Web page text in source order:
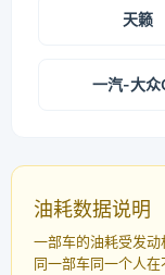
天籁
一汽-大众
油耗数据说明
一部车的油耗受发动
同一部车同一个人